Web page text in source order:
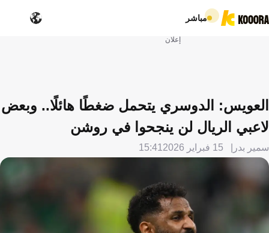
مباشر
إعلان
العويس: الدوسري يتحمل ضغطًا هائلًا.. وبعض
لاعبي الريال لن ينجحوا في روشن
سمير بدر 15 فبراير 2026 15:41